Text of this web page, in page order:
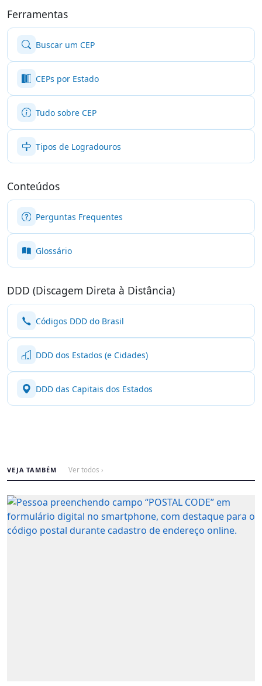
Ferramentas
Buscar um CEP
CEPs por Estado
Tudo sobre CEP
Tipos de Logradouros
Conteúdos
Perguntas Frequentes
Glossário
DDD (Discagem Direta à Distância)
Códigos DDD do Brasil
DDD dos Estados (e Cidades)
DDD das Capitais dos Estados
VEJA TAMBÉM Ver todos ›